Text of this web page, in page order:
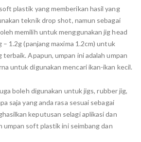
plastik yang memberikan hasil yang
teknik drop shot, namun sebagai
memilih untuk menggunakan jig head
1.2g (panjang maxima 1.2cm) untuk
terbaik. Apapun, umpan ini adalah umpan
untuk digunakan mencari ikan-ikan kecil.
boleh digunakan untuk jigs, rubber jig,
saja yang anda rasa sesuai sebagai
keputusan selagi aplikasi dan
umpan soft plastik ini seimbang dan